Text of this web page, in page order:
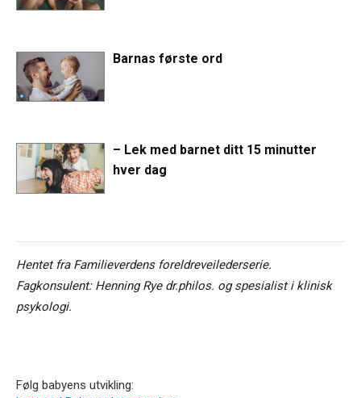
Barnas første ord
– Lek med barnet ditt 15 minutter
hver dag
Hentet fra Familieverdens foreldreveilederserie.
Fagkonsulent: Henning Rye dr.philos. og spesialist i klinisk
psykologi.
Følg babyens utvikling: